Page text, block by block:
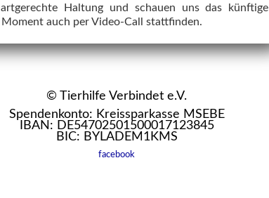
Haltung und schauen uns das künftige
auch per Video-Call stattfinden.
© Tierhilfe Verbindet e.V.
Spendenkonto: Kreissparkasse MSEBE
IBAN: DE54702501500017123845
BIC: BYLADEM1KMS
facebook